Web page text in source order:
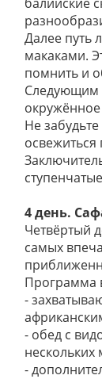
Далее путь
макаками.
помнить и
Следующим
Не
4 день.
Четвёртый
самых
Программа
-
- обед с
нескольких
-